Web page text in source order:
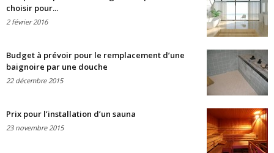
choisir pour...
2 février 2016
Budget à prévoir pour le remplacement d’une
baignoire par une douche
22 décembre 2015
Prix pour l’installation d’un sauna
23 novembre 2015